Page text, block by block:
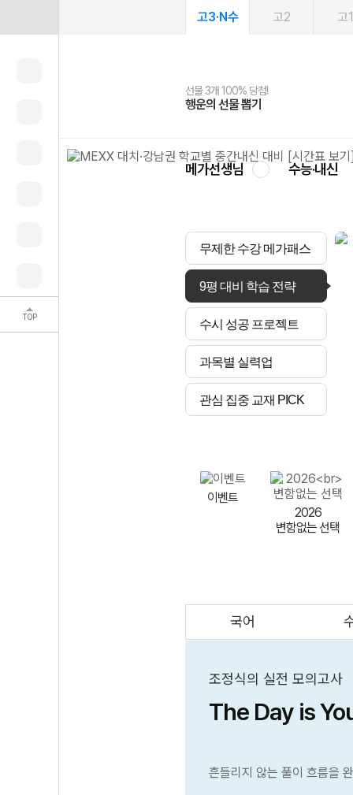
TOP
고3·N수 고2 고1
선물 3개 100% 당첨!
행운의 선물 뽑기
선물 100% 증정!
메가스터디 X 올리브
여름방학 스터디 캐시백
메가런 썸머스쿨
2027 러셀 단과
강사 공개선발
스마트러닝앱
설문 EVENT
메가패스
3일 무료 체험권
메가패스 수강생 무료혜택!
메가클럽 멤버십
사회공헌 캠페인
희망이룸 메가나눔
메가선생님 수능·내신
무제한 수강 메가패스
9평 대비 학습 전략
수시 성공 프로젝트
과목별 실력업
관심 집중 교재 PICK
이벤트
2026
변함없는 선택
국어
조정식의 실전 모의고사
The Day is
흔들리지 않는 풀이 흐름을